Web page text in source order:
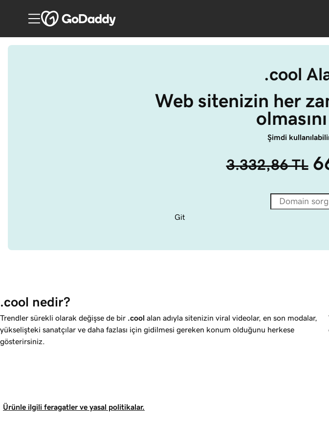
.cool
Web sitenizin her
Şimdi
3.332,86 TL
Git
.cool nedir?
Trendler sürekli olarak değişse de bir .cool alan adıyla sitenizin viral videolar, en son modalar,
yükselişteki sanatçılar ve daha fazlası için gidilmesi gereken konum olduğunu herkese
gösterirsiniz.
Ürünle ilgili feragatler ve yasal politikalar.